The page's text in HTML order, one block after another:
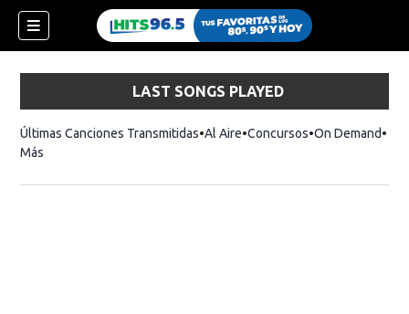
LAST SONGS PLAYED
Últimas Canciones Transmitidas Al Aire Concursos On Demand
Más